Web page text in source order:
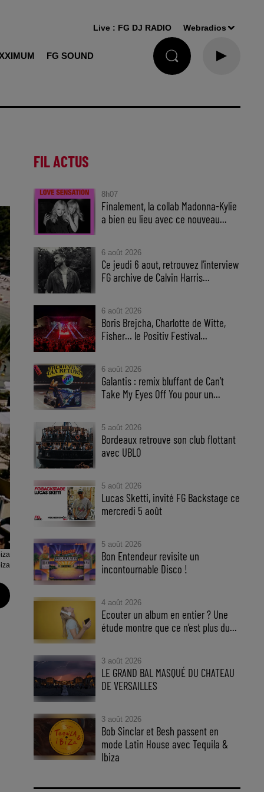
FG SOUND
Live : FG DJ RADIO Webradios
FIL ACTUS
8h07
Finalement, la collab Madonna-Kylie
a bien eu lieu avec ce nouveau...
6 août 2026
Ce jeudi 6 aout, retrouvez l'interview
FG archive de Calvin Harris...
6 août 2026
Boris Brejcha, Charlotte de Witte,
Fisher… le Positiv Festival...
6 août 2026
Galantis : remix bluffant de Can’t
Take My Eyes Off You pour un...
5 août 2026
Bordeaux retrouve son club flottant
avec UBLO
5 août 2026
Lucas Sketti, invité FG Backstage ce
mercredi 5 août
5 août 2026
Bon Entendeur revisite un
incontournable Disco !
4 août 2026
Ecouter un album en entier ? Une
étude montre que ce n’est plus du...
3 août 2026
LE GRAND BAL MASQUÉ DU CHATEAU
DE VERSAILLES
3 août 2026
Bob Sinclar et Besh passent en
mode Latin House avec Tequila &
Ibiza